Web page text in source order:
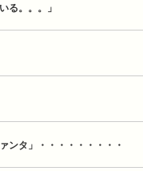
る。。。」
ンタ」・・・・・・・・・